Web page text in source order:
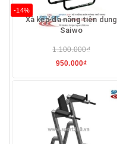
-14%
Xà kép đa năng tiện dụng
Saiwo
1.100.000₫
950.000₫